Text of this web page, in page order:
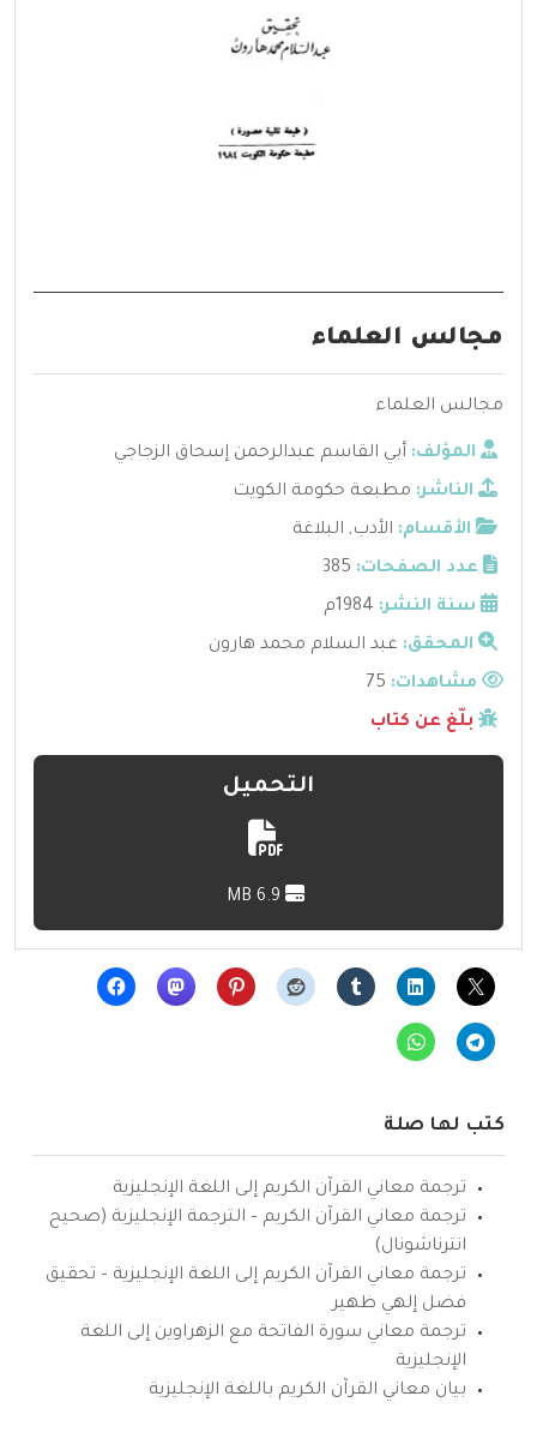
مجالس العلماء
مجالس العلماء
المؤلف: أبي القاسم عبدالرحمن إسحاق الزجاجي
الناشر: مطبعة حكومة الكويت
الأقسام: الأدب, البلاغة
عدد الصفحات: 385
سنة النشر: 1984م
المحقق: عبد السلام محمد هارون
مشاهدات:
بلّغ عن كتاب
التحميل
كتب لها صلة
ترجمة معاني القرآن الكريم إلى اللغة الإنجليزية
ترجمة معاني القرآن الكريم – الترجمة الإنجليزية (صحيح
انترناشونال)
ترجمة معاني القرآن الكريم إلى اللغة الإنجليزية – تحقيق
فضل إلهي ظهير
ترجمة معاني سورة الفاتحة مع الزهراوين إلى اللغة
الإنجليزية
بيان معاني القرآن الكريم باللغة الإنجليزية